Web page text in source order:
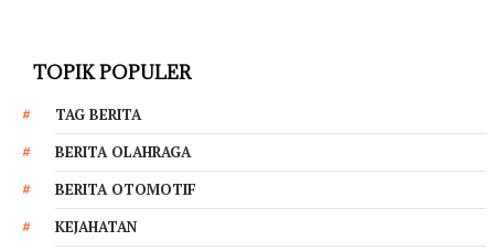
TOPIK POPULER
TAG BERITA
BERITA OLAHRAGA
BERITA OTOMOTIF
KEJAHATAN